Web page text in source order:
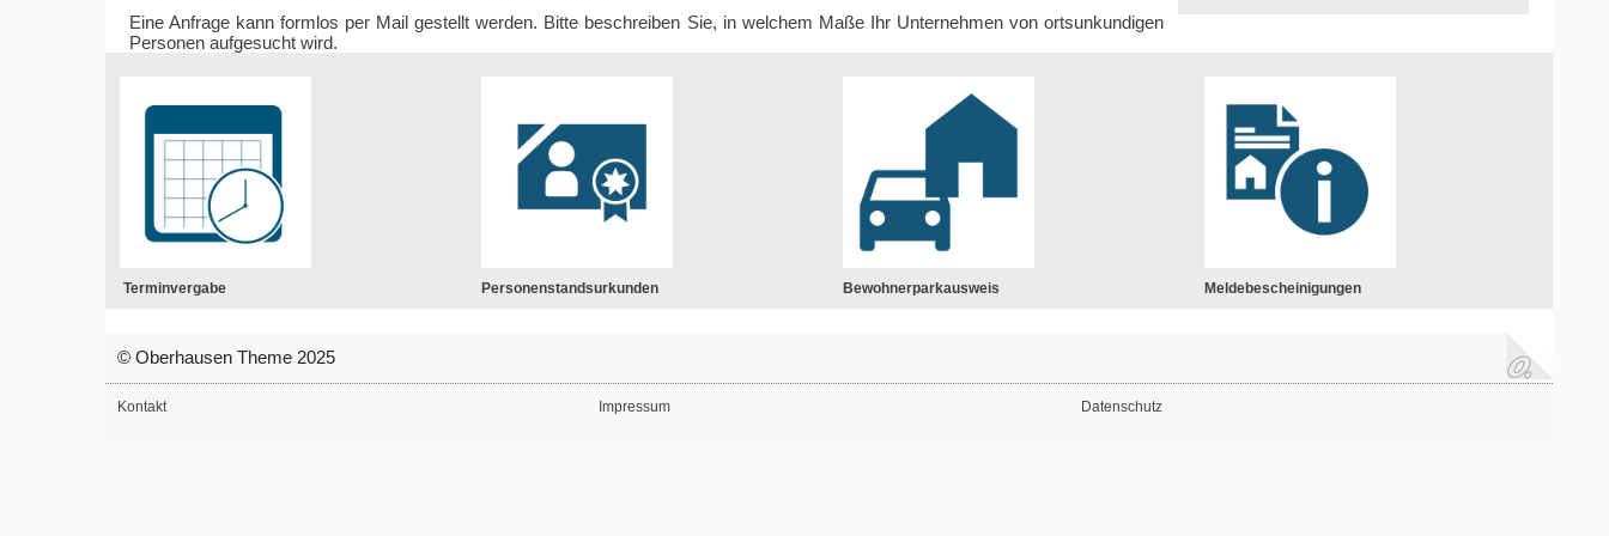
Eine Anfrage kann formlos per Mail gestellt werden. Bitte beschreiben Sie, in welchem Maße Ihr Unternehmen von ortsunkundigen
Personen aufgesucht wird.
Terminvergabe Personenstandsurkunden Bewohnerparkausweis Meldebescheinigungen
© Oberhausen Theme 2025
Kontakt Impressum Datenschutz